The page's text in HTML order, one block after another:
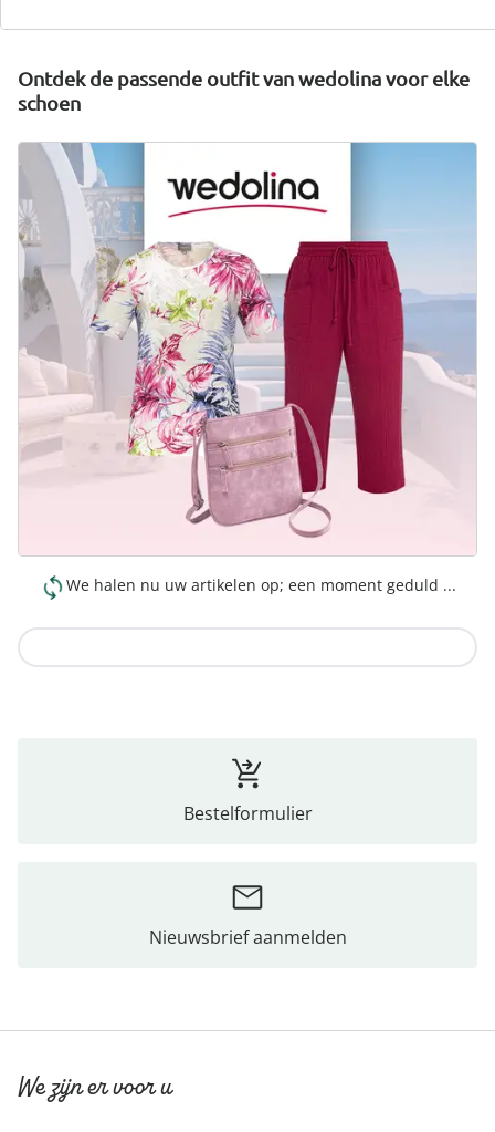
Ontdek de passende outfit van wedolina voor elke
schoen
We halen nu uw artikelen op; een moment geduld ...
Bestelformulier
Nieuwsbrief aanmelden
We zijn er voor u